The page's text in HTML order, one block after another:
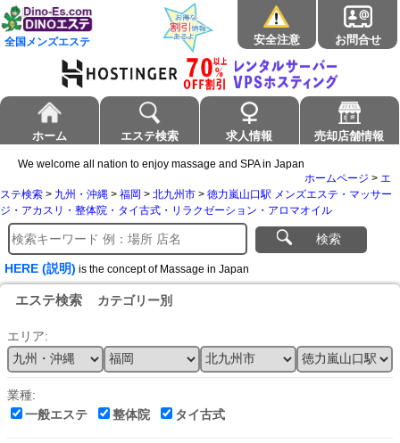
全国メンズエステ 安全注意 お問合せ
ホーム エステ検索 求人情報 売却店舗情報
We welcome all nation to enjoy massage and SPA in Japan
ホームページ > エ
ステ検索 > 九州・沖縄 > 福岡 > 北九州市 > 徳力嵐山口駅 メンズエステ・マッサー
ジ・アカスリ・整体院・タイ古式・リラクゼーション・アロマオイル
検索
HERE (説明) is the concept of Massage in Japan
エステ検索 カテゴリー別
エリア:
業種:
一般エステ
整体院 タイ古式